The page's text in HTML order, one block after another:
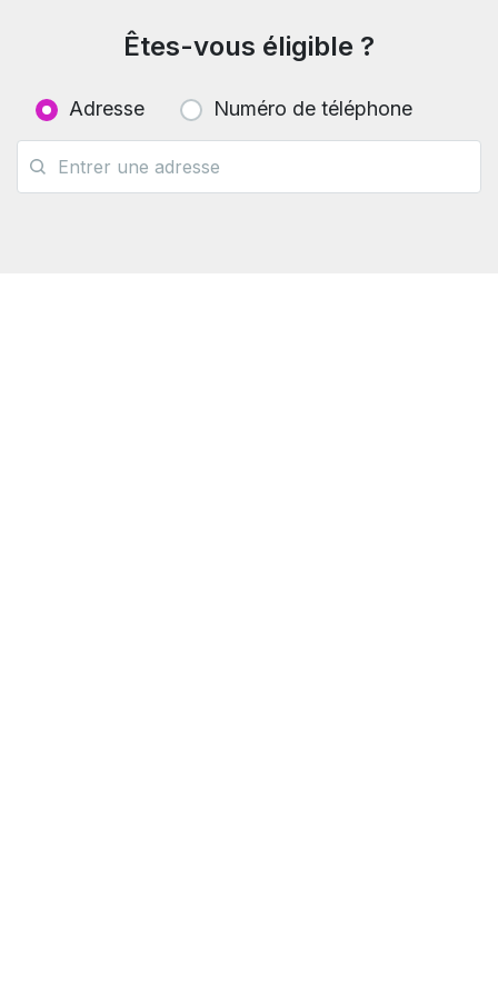
Êtes-vous éligible ?
Adresse Numéro de téléphone